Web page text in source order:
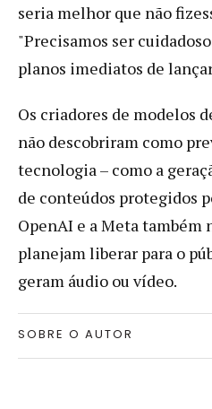
seria melhor que não
"Precisamos ser
planos imediatos de
Os criadores de modelos
não descobriram como
tecnologia – como a
de conteúdos protegidos
OpenAI e a Meta também
planejam liberar para o
geram áudio ou vídeo.
SOBRE O AUTOR